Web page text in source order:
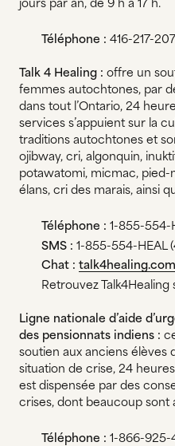
jours par an, de 9 h à 17 h.
Téléphone : 416-217-
Talk 4 Healing : offre un
femmes autochtones, par
dans tout l’Ontario, 24
services s’appuient sur la
traditions autochtones et
ojibway, cri, algonquin,
potawatomi, micmac, pied-
élans, cri des marais, ainsi
Téléphone : 1-855-554-
SMS : 1-855-554-HEAL
Chat : talk4healing.com
Retrouvez
Ligne nationale d’aide
des pensionnats indiens :
soutien aux anciens élèves
situation de crise, 24 heures
est dispensée par des
crises, dont beaucoup sont
Téléphone : 1-866-925-